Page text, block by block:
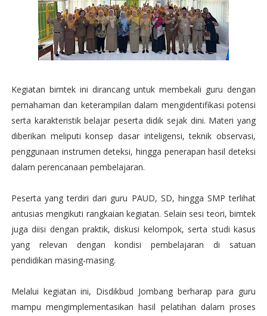
Kegiatan bimtek ini dirancang untuk membekali guru dengan
pemahaman dan keterampilan dalam mengidentifikasi potensi
serta karakteristik belajar peserta didik sejak dini. Materi yang
diberikan meliputi konsep dasar inteligensi, teknik observasi,
penggunaan instrumen deteksi, hingga penerapan hasil deteksi
dalam perencanaan pembelajaran.
Peserta yang terdiri dari guru PAUD, SD, hingga SMP terlihat
antusias mengikuti rangkaian kegiatan. Selain sesi teori, bimtek
juga diisi dengan praktik, diskusi kelompok, serta studi kasus
yang relevan dengan kondisi pembelajaran di satuan
pendidikan masing-masing.
Melalui kegiatan ini, Disdikbud Jombang berharap para guru
mampu mengimplementasikan hasil pelatihan dalam proses